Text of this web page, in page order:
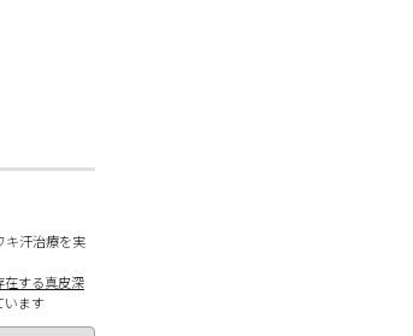
キ汗治療を実
在する真皮深
います